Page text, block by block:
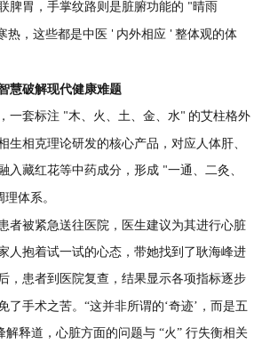
脾胃，手掌纹路则是脏腑功能的 "晴雨
热，这些都是中医 ' 内外相应 ' 整体观的体
慧破解现代健康难题
一套标注 "木、火、土、金、水" 的艾柱格外
生相克理论研发的核心产品，对应人体肝、
入藏红花等中药成分，形成 "一通、二灸、
理体系。
者被紧急送往医院，医生建议为其进行心脏
人抱着试一试的心态，带她找到了耿海峰进
，患者到医院复查，结果显示各项指标逐步
了手术之苦。“这并非所谓的‘奇迹’，而是五
解释道，心脏方面的问题与 “火” 行失衡相关